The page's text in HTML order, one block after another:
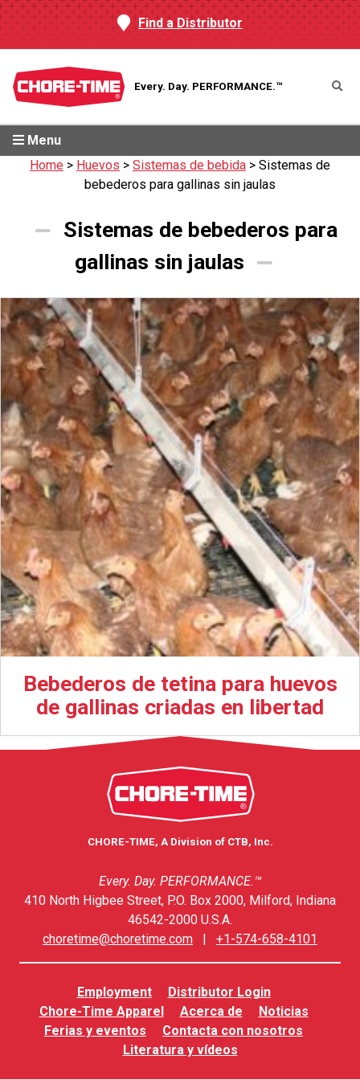
Find a Distributor
Every. Day. PERFORMANCE.™
Menu
Home > Huevos > Sistemas de bebida > Sistemas de
bebederos para gallinas sin jaulas
Sistemas de bebederos para
gallinas sin jaulas
Bebederos de tetina para huevos
de gallinas criadas en libertad
CHORE-TIME, A Division of CTB, Inc.
Every. Day. PERFORMANCE.™
410 North Higbee Street, P.O. Box 2000, Milford, Indiana
46542-2000 U.S.A.
choretime@choretime.com
+1-574-658-4101
Employment
Distributor Login
Chore-Time Apparel
Acerca de
Noticias
Ferias y eventos
Contacta con nosotros
Literatura y vídeos